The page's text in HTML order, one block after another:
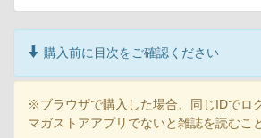
購入前に目次をご確認ください
※ブラウザで購入した場合、同じIDでロ
マガストアアプリでないと雑誌を読むこ